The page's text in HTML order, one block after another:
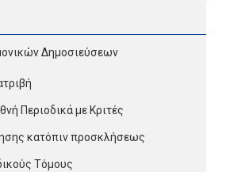
Δημοσιεύσεων
Περιοδικά με Κριτές
κατόπιν προσκλήσεως
Τόμους